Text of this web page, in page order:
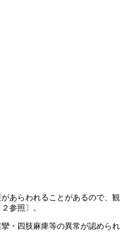
あらわれることがあるので、観
参照〕。
・四肢麻痺等の異常が認められ